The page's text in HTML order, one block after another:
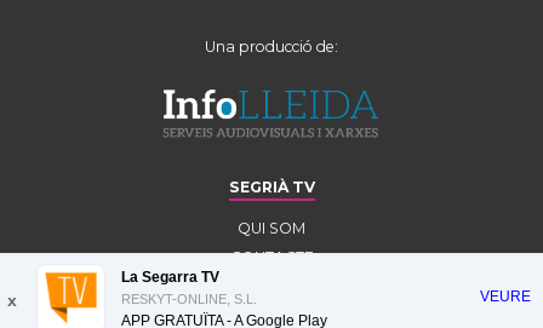
Una producció de:
SEGRIÀ TV
QUI SOM
CONTACTE
Amb el suport de:
x
La Segarra TV
RESKYT-ONLINE, S.L.
APP GRATUÏTA - AGoogle Play
VEURE